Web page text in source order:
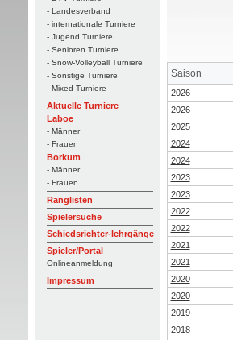
- Landesverband
- internationale Turniere
- Jugend Turniere
- Senioren Turniere
- Snow-Volleyball Turniere
- Sonstige Turniere
- Mixed Turniere
Aktuelle Turniere
Laboe
- Männer
- Frauen
Borkum
- Männer
- Frauen
Ranglisten
Spielersuche
Schiedsrichter-lehrgänge
Spieler/Portal
Onlineanmeldung
Impressum
Saison
2026
2026
2025
2024
2024
2023
2023
2022
2022
2021
2021
2020
2020
2019
2018